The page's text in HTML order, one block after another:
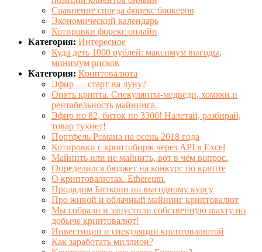
Сравнение спреда форекс брокеров
Экономический календарь
Котировки форекс онлайн
Категория: Интересное
Куда деть 1000 рублей: максимум выгоды,
минимум рисков
Категория: Криптовалюта
Эфир — старт на луну?
Опять крипта. Спекулянты-медведи, хомяки и
рентабельность майнинга.
Эфир по 82, биток по 3300! Налетай, разбирай,
товар тухнет!
Портфель Романа на осень 2018 года
Котировки с криптобирж через API в Excel
Майнить или не майнить, вот в чём вопрос.
Определился бюджет на конкурс по крипте
О криптовалютах. Ethereum.
Продадим Биткоин по выгодному курсу
Про живой и облачный майнинг криптовалют
Мы собрали и запустили собственную шахту по
добыче криптовалют!
Инвестиции и спекуляции криптовалютой
Как заработать миллион?